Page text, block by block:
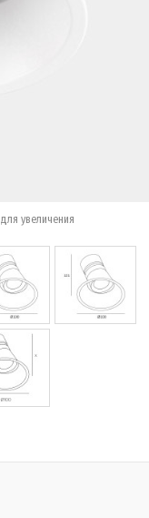
увеличения